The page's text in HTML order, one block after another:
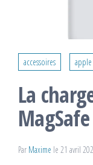
accessoires apple
La
Par Maxime le 21 avril